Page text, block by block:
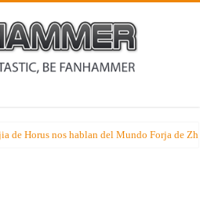
de Horus nos hablan del Mundo Forja de